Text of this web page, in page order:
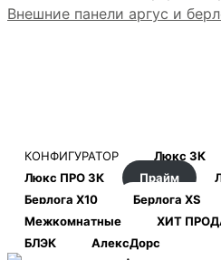
Внешние панели аргус и
КОНФИГУРАТОР Люкс 3К
Люкс ПРО 3К
Прайм
Берлога Х10
Берлога XS
Межкомнатные
ХИТ
БЛЭК
АлексДорс